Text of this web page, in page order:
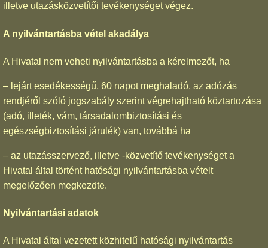
illetve utazásközvetítői tevékenységet végez.
A nyilvántartásba vétel akadálya
A Hivatal nem veheti nyilvántartásba a kérelmezőt, ha
– lejárt esedékességű, 60 napot meghaladó, az adózás
rendjéről szóló jogszabály szerint végrehajtható köztartozása
(adó, illeték, vám, társadalombiztosítási és
egészségbiztosítási járulék) van, továbbá ha
– az utazásszervező, illetve -közvetítő tevékenységet a
Hivatal által történt hatósági nyilvántartásba vételt
megelőzően megkezdte.
Nyilvántartási adatok
A Hivatal által vezetett közhitelű hatósági nyilvántartás